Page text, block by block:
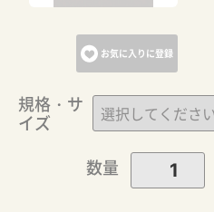
お気に入りに登録
規格・サ
イズ
数量